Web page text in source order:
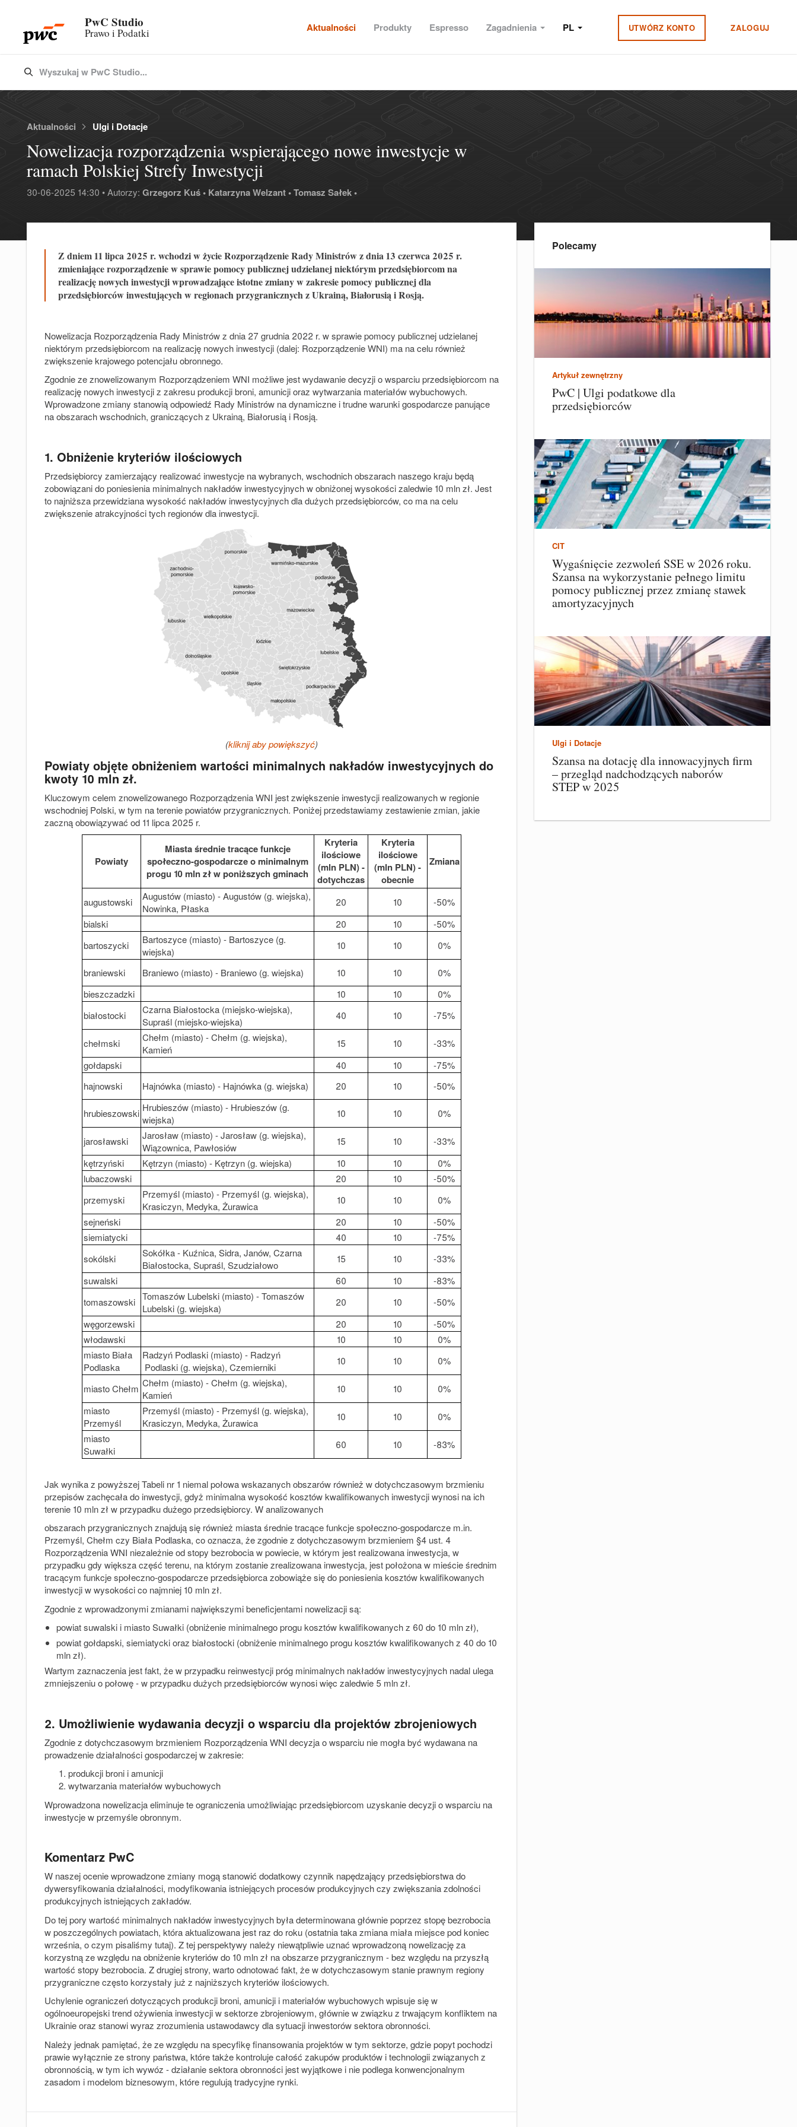
PwC Studio
Prawo i Podatki Aktualności Produkty Espresso Zagadnienia PL UTWÓRZ KONTO ZALOGUJ
Type 3 or more characters for results.
Wyszukaj w PwC Studio...
Aktualności Ulgi i Dotacje
Nowelizacja rozporządzenia wspierającego nowe inwestycje w
ramach Polskiej Strefy Inwestycji
30-06-2025 14:30 • Autorzy: Grzegorz Kuś • Katarzyna Welzant •Tomasz Sałek •
Z dniem 11 lipca 2025 r. wchodzi w życie Rozporządzenie Rady Ministrów z dnia 13 czerwca 2025 r.
zmieniające rozporządzenie w sprawie pomocy publicznej udzielanej niektórym przedsiębiorcom na
realizację nowych inwestycji wprowadzające istotne zmiany w zakresie pomocy publicznej dla
przedsiębiorców inwestujących w regionach przygranicznych z Ukrainą, Białorusią i Rosją.
Nowelizacja Rozporządzenia Rady Ministrów z dnia 27 grudnia 2022 r. w sprawie pomocy publicznej udzielanej
niektórym przedsiębiorcom na realizację nowych inwestycji (dalej: Rozporządzenie WNI) ma na celu również
zwiększenie krajowego potencjału obronnego.
Zgodnie ze znowelizowanym Rozporządzeniem WNI możliwe jest wydawanie decyzji o wsparciu przedsiębiorcom na
realizację nowych inwestycji z zakresu produkcji broni, amunicji oraz wytwarzania materiałów wybuchowych.
Wprowadzone zmiany stanowią odpowiedź Rady Ministrów na dynamiczne i trudne warunki gospodarcze panujące
na obszarach wschodnich, graniczących z Ukrainą, Białorusią i Rosją.
1. Obniżenie kryteriów ilościowych
Przedsiębiorcy zamierzający realizować inwestycje na wybranych, wschodnich obszarach naszego kraju będą
zobowiązani do poniesienia minimalnych nakładów inwestycyjnych w obniżonej wysokości zaledwie 10 mln zł. Jest
to najniższa przewidziana wysokość nakładów inwestycyjnych dla dużych przedsiębiorców, co ma na celu
zwiększenie atrakcyjności tych regionów dla inwestycji.
(kliknij aby powiększyć)
Powiaty objęte obniżeniem wartości minimalnych nakładów inwestycyjnych do
kwoty 10 mln zł.
Kluczowym celem znowelizowanego Rozporządzenia WNI jest zwiększenie inwestycji realizowanych w regionie
wschodniej Polski, w tym na terenie powiatów przygranicznych. Poniżej przedstawiamy zestawienie zmian, jakie
zaczną obowiązywać od 11 lipca 2025 r.
Powiaty
Miasta średnie tracące funkcje
społeczno-gospodarcze o minimalnym
progu 10 mln zł w poniższych gminach
Kryteria
ilościowe
(mln PLN) -
dotychczas
Kryteria
ilościowe
(mln PLN) -
obecnie
Zmiana
augustowski
Augustów (miasto) - Augustów (g. wiejska),
Nowinka, Płaska
20 10
-50%
bialski
20 10
-50%
bartoszycki
Bartoszyce (miasto) - Bartoszyce (g.
wiejska)
10 10 0%
braniewski Braniewo (miasto) - Braniewo (g. wiejska) 10 10
0%
bieszczadzki
10 10
0%
białostocki
Czarna Białostocka (miejsko-wiejska),
Supraśl (miejsko-wiejska)
40 10 -75%
chełmski
Chełm (miasto) - Chełm (g. wiejska),
Kamień
15 10
-33%
gołdapski
40 10
-75%
hajnowski
Hajnówka (miasto) - Hajnówka (g. wiejska) 20 10 -50%
hrubieszowski Hrubieszów (miasto) - Hrubieszów (g.
wiejska)
10 10 0%
jarosławski
Jarosław (miasto) - Jarosław (g. wiejska),
Wiązownica, Pawłosiów
15 10
-33%
kętrzyński
Kętrzyn (miasto) - Kętrzyn (g. wiejska) 10 10
0%
lubaczowski
20 10
-50%
przemyski
Przemyśl (miasto) - Przemyśl (g. wiejska),
Krasiczyn, Medyka, Żurawica
10 10
0%
sejneński
20 10
-50%
siemiatycki
40 10
-75%
sokólski
Sokółka - Kuźnica, Sidra, Janów, Czarna
Białostocka, Supraśl, Szudziałowo
15 10
-33%
suwalski
60 10
-83%
tomaszowski Tomaszów Lubelski (miasto) - Tomaszów
Lubelski (g. wiejska)
20 10
-50%
węgorzewski
20 10
-50%
włodawski
10 10
0%
miasto Biała
Podlaska
Radzyń Podlaski (miasto) - Radzyń
Podlaski (g. wiejska), Czemierniki
10 10 0%
miasto Chełm Chełm (miasto) - Chełm (g. wiejska),
Kamień
10 10
0%
miasto
Przemyśl
Przemyśl (miasto) - Przemyśl (g. wiejska),
Krasiczyn, Medyka, Żurawica
10 10
0%
miasto
Suwałki
60 10 -83%
Jak wynika z powyższej Tabeli nr 1 niemal połowa wskazanych obszarów również w dotychczasowym brzmieniu
przepisów zachęcała do inwestycji, gdyż minimalna wysokość kosztów kwalifikowanych inwestycji wynosi na ich
terenie 10 mln zł w przypadku dużego przedsiębiorcy. W analizowanych
obszarach przygranicznych znajdują się również miasta średnie tracące funkcje społeczno-gospodarcze m.in.
Przemyśl, Chełm czy Biała Podlaska, co oznacza, że zgodnie z dotychczasowym brzmieniem §4 ust. 4
Rozporządzenia WNI niezależnie od stopy bezrobocia w powiecie, w którym jest realizowana inwestycja, w
przypadku gdy większa część terenu, na którym zostanie zrealizowana inwestycja, jest położona w mieście średnim
tracącym funkcje społeczno-gospodarcze przedsiębiorca zobowiąże się do poniesienia kosztów kwalifikowanych
inwestycji w wysokości co najmniej 10 mln zł.
Zgodnie z wprowadzonymi zmianami największymi beneficjentami nowelizacji są:
powiat suwalski i miasto Suwałki (obniżenie minimalnego progu kosztów kwalifikowanych z 60 do 10 mln zł),
powiat gołdapski, siemiatycki oraz białostocki (obniżenie minimalnego progu kosztów kwalifikowanych z 40 do 10
mln zł).
Wartym zaznaczenia jest fakt, że w przypadku reinwestycji próg minimalnych nakładów inwestycyjnych nadal ulega
zmniejszeniu o połowę - w przypadku dużych przedsiębiorców wynosi więc zaledwie 5 mln zł.
2. Umożliwienie wydawania decyzji o wsparciu dla projektów zbrojeniowych
Zgodnie z dotychczasowym brzmieniem Rozporządzenia WNI decyzja o wsparciu nie mogła być wydawana na
prowadzenie działalności gospodarczej w zakresie:
produkcji broni i amunicji
wytwarzania materiałów wybuchowych
Wprowadzona nowelizacja eliminuje te ograniczenia umożliwiając przedsiębiorcom uzyskanie decyzji o wsparciu na
inwestycje w przemyśle obronnym.
Komentarz PwC
W naszej ocenie wprowadzone zmiany mogą stanowić dodatkowy czynnik napędzający przedsiębiorstwa do
dywersyfikowania działalności, modyfikowania istniejących procesów produkcyjnych czy zwiększania zdolności
produkcyjnych istniejących zakładów.
Do tej pory wartość minimalnych nakładów inwestycyjnych była determinowana głównie poprzez stopę bezrobocia
w poszczególnych powiatach, która aktualizowana jest raz do roku (ostatnia taka zmiana miała miejsce pod koniec
września, o czym pisaliśmy tutaj). Z tej perspektywy należy niewątpliwie uznać wprowadzoną nowelizację za
korzystną ze względu na obniżenie kryteriów do 10 mln zł na obszarze przygranicznym - bez względu na przyszłą
wartość stopy bezrobocia. Z drugiej strony, warto odnotować fakt, że w dotychczasowym stanie prawnym regiony
przygraniczne często korzystały już z najniższych kryteriów ilościowych.
Uchylenie ograniczeń dotyczących produkcji broni, amunicji i materiałów wybuchowych wpisuje się w
ogólnoeuropejski trend ożywienia inwestycji w sektorze zbrojeniowym, głównie w związku z trwającym konfliktem na
Ukrainie oraz stanowi wyraz zrozumienia ustawodawcy dla sytuacji inwestorów sektora obronności.
Należy jednak pamiętać, że ze względu na specyfikę finansowania projektów w tym sektorze, gdzie popyt pochodzi
prawie wyłącznie ze strony państwa, które także kontroluje całość zakupów produktów i technologii związanych z
obronnością, w tym ich wywóz - działanie sektora obronności jest wyjątkowe i nie podlega konwencjonalnym
zasadom i modelom biznesowym, które regulują tradycyjne rynki.
Polecamy
Artykuł zewnętrzny
PwC | Ulgi podatkowe dla
przedsiębiorców
CIT
Wygaśnięcie zezwoleń SSE w 2026 roku.
Szansa na wykorzystanie pełnego limitu
pomocy publicznej przez zmianę stawek
amortyzacyjnych
Ulgi i Dotacje
Szansa na dotację dla innowacyjnych firm
– przegląd nadchodzących naborów
STEP w 2025